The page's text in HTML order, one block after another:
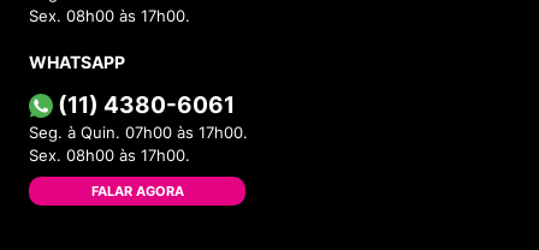
Sex. 08h00 às 17h00.
WHATSAPP
(11) 4380-6061
Seg. à Quin. 07h00 às 17h00.
Sex. 08h00 às 17h00.
FALAR AGORA